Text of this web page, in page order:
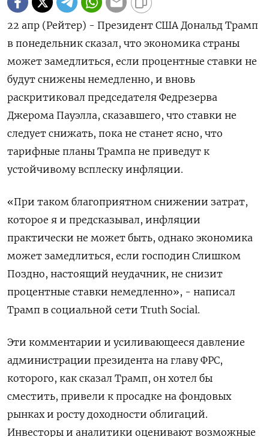
22 апр (Рейтер) - Президент США Дональд Трамп
в понедельник сказал, что экономика страны
может замедлиться, если процентные ставки не
будут снижены немедленно, и вновь
раскритиковал председателя Федрезерва
Джерома Пауэлла, сказавшего, что ставки не
следует снижать, пока не станет ясно, что
тарифные планы Трампа не приведут к
устойчивому всплеску инфляции.
«При таком благоприятном снижении затрат,
которое я и предсказывал, инфляции
практически не может быть, однако экономика
может замедлиться, если господин Слишком
Поздно, настоящий неудачник, не снизит
процентные ставки немедленно», - написал
Трамп в социальной сети Truth Social.
Эти комментарии и усиливающееся давление
администрации президента на главу ФРС,
которого, как сказал Трамп, он хотел бы
сместить, привели к просадке на фондовых
рынках и росту доходности облигаций.
Инвесторы и аналитики оценивают возможные